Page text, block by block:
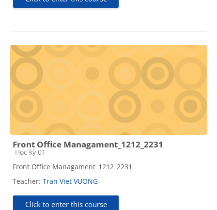
Front Office Managament_1212_2231
Course category
Học kỳ 01
Front Office Managament_1212_2231
Teacher: Tran Viet VUONG
Click to enter this course